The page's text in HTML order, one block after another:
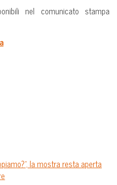
nel comunicato stampa
la mostra resta aperta